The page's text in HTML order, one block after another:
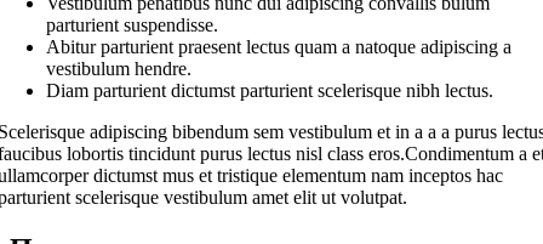
parturient suspendisse.
Abitur parturient praesent lectus quam a natoque adipiscing a
vestibulum hendre.
Diam parturient dictumst parturient scelerisque nibh lectus.
adipiscing bibendum sem vestibulum et in a a a purus
lobortis tincidunt purus lectus nisl class eros.Condimentum a
dictumst mus et tristique elementum nam inceptos hac
scelerisque vestibulum amet elit ut volutpat.